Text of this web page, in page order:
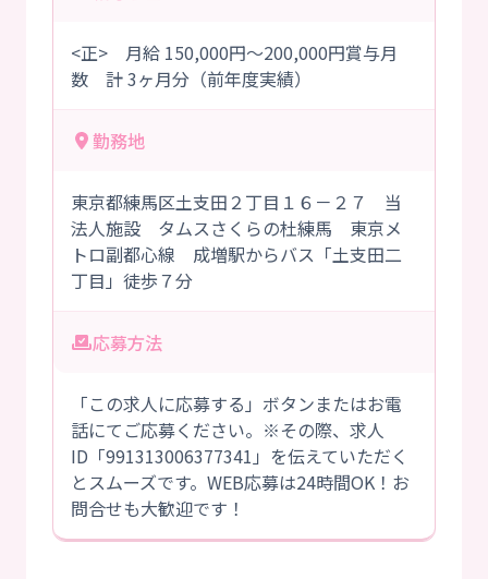
<正> 月給 150,000円～200,000円賞与月
数 計 3ヶ月分（前年度実績）
勤務地
東京都練馬区土支田２丁目１６－２７ 当
法人施設 タムスさくらの杜練馬 東京メ
トロ副都心線 成増駅からバス「土支田二
丁目」徒歩７分
応募方法
「この求人に応募する」ボタンまたはお電
話にてご応募ください。※その際、求人
ID「991313006377341」を伝えていただく
とスムーズです。WEB応募は24時間OK！お
問合せも大歓迎です！